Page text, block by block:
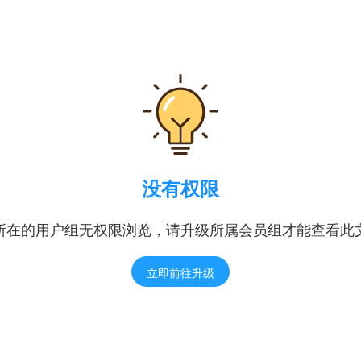
没有权限
在的用户组无权限浏览，请升级所属会员组才能查看此
立即前往升级